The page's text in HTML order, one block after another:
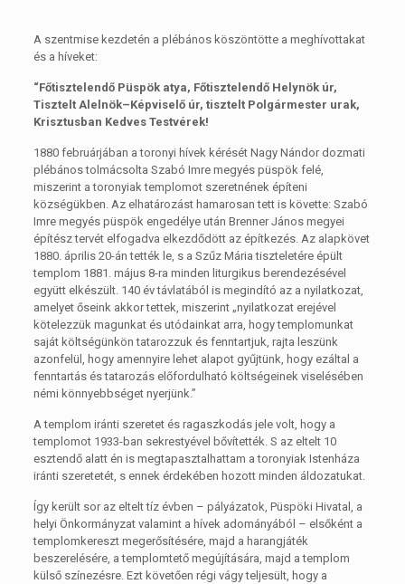
A szentmise kezdetén a plébános köszöntötte a meghívottakat
és a híveket:
“Főtisztelendő Püspök atya, Főtisztelendő Helynök úr,
Tisztelt Alelnök–Képviselő úr, tisztelt Polgármester urak,
Krisztusban Kedves Testvérek!
1880 februárjában a toronyi hívek kérését Nagy Nándor dozmati
plébános tolmácsolta Szabó Imre megyés püspök felé,
miszerint a toronyiak templomot szeretnének építeni
községükben. Az elhatározást hamarosan tett is követte: Szabó
Imre megyés püspök engedélye után Brenner János megyei
építész tervét elfogadva elkezdődött az építkezés. Az alapkövet
1880. április 20-án tették le, s a Szűz Mária tiszteletére épült
templom 1881. május 8-ra minden liturgikus berendezésével
együtt elkészült. 140 év távlatából is megindító az a nyilatkozat,
amelyet őseink akkor tettek, miszerint „nyilatkozat erejével
kötelezzük magunkat és utódainkat arra, hogy templomunkat
saját költségünkön tatarozzuk és fenntartjuk, rajta leszünk
azonfelül, hogy amennyire lehet alapot gyűjtünk, hogy ezáltal a
fenntartás és tatarozás előfordulható költségeinek viselésében
némi könnyebbséget nyerjünk.”
A templom iránti szeretet és ragaszkodás jele volt, hogy a
templomot 1933-ban sekrestyével bővítették. S az eltelt 10
esztendő alatt én is megtapasztalhattam a toronyiak Istenháza
iránti szeretetét, s ennek érdekében hozott minden áldozatukat.
Így került sor az eltelt tíz évben – pályázatok, Püspöki Hivatal, a
helyi Önkormányzat valamint a hívek adományából – elsőként a
templomkereszt megerősítésére, majd a harangjáték
beszerelésére, a templomtető megújítására, majd a templom
külső színezésre. Ezt követően régi vágy teljesült, hogy a